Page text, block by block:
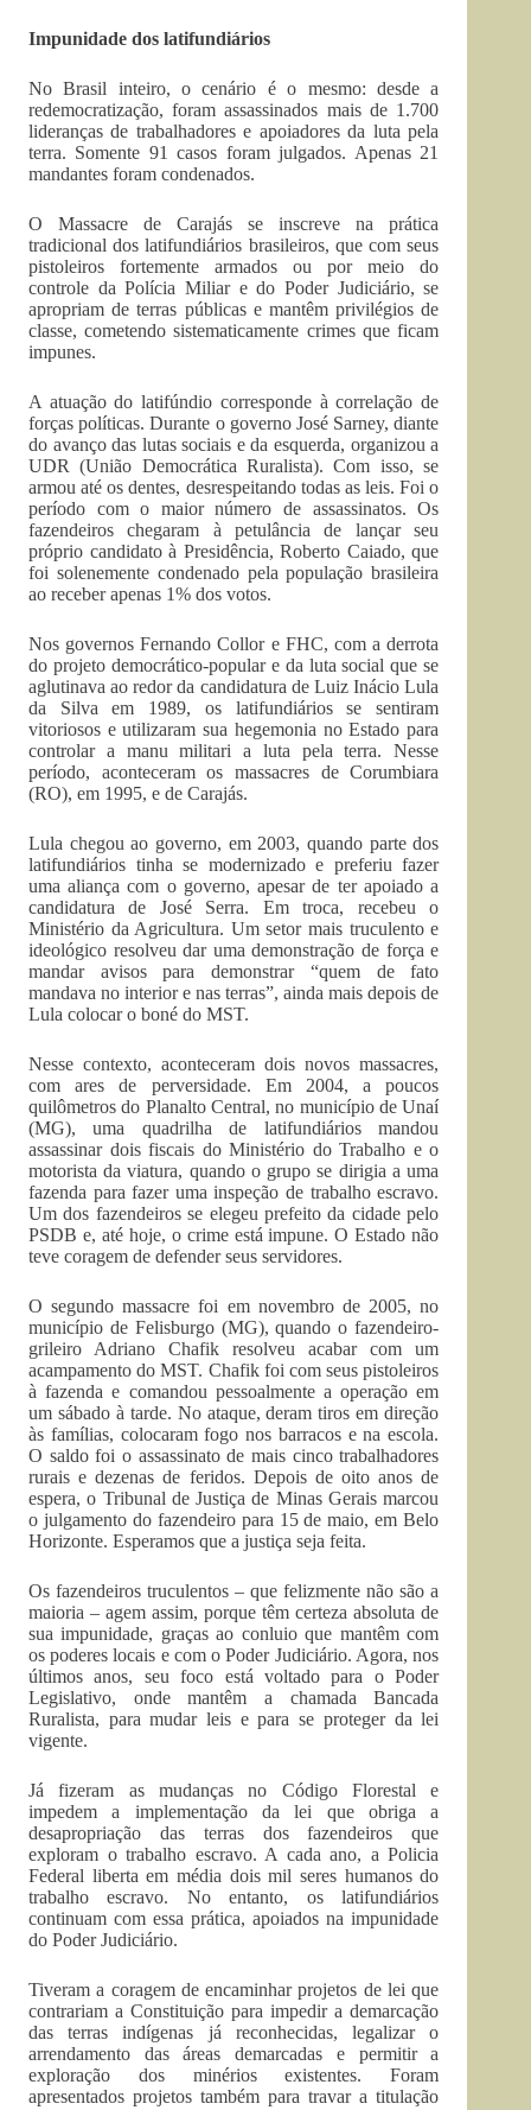
Impunidade dos latifundiários
No Brasil inteiro, o cenário é o mesmo: desde a
redemocratização, foram assassinados mais de 1.700
lideranças de trabalhadores e apoiadores da luta pela
terra. Somente 91 casos foram julgados. Apenas 21
mandantes foram condenados.
O Massacre de Carajás se inscreve na prática
tradicional dos latifundiários brasileiros, que com seus
pistoleiros fortemente armados ou por meio do
controle da Polícia Miliar e do Poder Judiciário, se
apropriam de terras públicas e mantêm privilégios de
classe, cometendo sistematicamente crimes que ficam
impunes.
A atuação do latifúndio corresponde à correlação de
forças políticas. Durante o governo José Sarney, diante
do avanço das lutas sociais e da esquerda, organizou a
UDR (União Democrática Ruralista). Com isso, se
armou até os dentes, desrespeitando todas as leis. Foi o
período com o maior número de assassinatos. Os
fazendeiros chegaram à petulância de lançar seu
próprio candidato à Presidência, Roberto Caiado, que
foi solenemente condenado pela população brasileira
ao receber apenas 1% dos votos.
Nos governos Fernando Collor e FHC, com a derrota
do projeto democrático-popular e da luta social que se
aglutinava ao redor da candidatura de Luiz Inácio Lula
da Silva em 1989, os latifundiários se sentiram
vitoriosos e utilizaram sua hegemonia no Estado para
controlar a manu militari a luta pela terra. Nesse
período, aconteceram os massacres de Corumbiara
(RO), em 1995, e de Carajás.
Lula chegou ao governo, em 2003, quando parte dos
latifundiários tinha se modernizado e preferiu fazer
uma aliança com o governo, apesar de ter apoiado a
candidatura de José Serra. Em troca, recebeu o
Ministério da Agricultura. Um setor mais truculento e
ideológico resolveu dar uma demonstração de força e
mandar avisos para demonstrar “quem de fato
mandava no interior e nas terras”, ainda mais depois de
Lula colocar o boné do MST.
Nesse contexto, aconteceram dois novos massacres,
com ares de perversidade. Em 2004, a poucos
quilômetros do Planalto Central, no município de Unaí
(MG), uma quadrilha de latifundiários mandou
assassinar dois fiscais do Ministério do Trabalho e o
motorista da viatura, quando o grupo se dirigia a uma
fazenda para fazer uma inspeção de trabalho escravo.
Um dos fazendeiros se elegeu prefeito da cidade pelo
PSDB e, até hoje, o crime está impune. O Estado não
teve coragem de defender seus servidores.
O segundo massacre foi em novembro de 2005, no
município de Felisburgo (MG), quando o fazendeiro-
grileiro Adriano Chafik resolveu acabar com um
acampamento do MST. Chafik foi com seus pistoleiros
à fazenda e comandou pessoalmente a operação em
um sábado à tarde. No ataque, deram tiros em direção
às famílias, colocaram fogo nos barracos e na escola.
O saldo foi o assassinato de mais cinco trabalhadores
rurais e dezenas de feridos. Depois de oito anos de
espera, o Tribunal de Justiça de Minas Gerais marcou
o julgamento do fazendeiro para 15 de maio, em Belo
Horizonte. Esperamos que a justiça seja feita.
Os fazendeiros truculentos – que felizmente não são a
maioria – agem assim, porque têm certeza absoluta de
sua impunidade, graças ao conluio que mantêm com
os poderes locais e com o Poder Judiciário. Agora, nos
últimos anos, seu foco está voltado para o Poder
Legislativo, onde mantêm a chamada Bancada
Ruralista, para mudar leis e para se proteger da lei
vigente.
Já fizeram as mudanças no Código Florestal e
impedem a implementação da lei que obriga a
desapropriação das terras dos fazendeiros que
exploram o trabalho escravo. A cada ano, a Policia
Federal liberta em média dois mil seres humanos do
trabalho escravo. No entanto, os latifundiários
continuam com essa prática, apoiados na impunidade
do Poder Judiciário.
Tiveram a coragem de encaminhar projetos de lei que
contrariam a Constituição para impedir a demarcação
das terras indígenas já reconhecidas, legalizar o
arrendamento das áreas demarcadas e permitir a
exploração dos minérios existentes. Foram
apresentados projetos também para travar a titulação